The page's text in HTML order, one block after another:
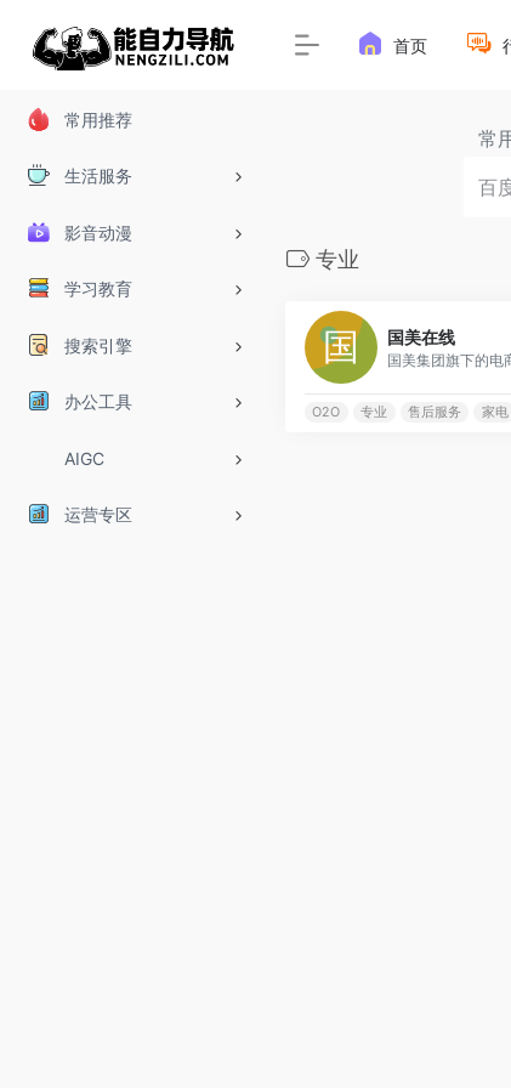
常用推荐
生活服务
影音动漫
学习教育
搜索引擎
办公工具
AIGC
运营专区
首页
常
专业
国美在线
O2O 专业 售后服务 家电